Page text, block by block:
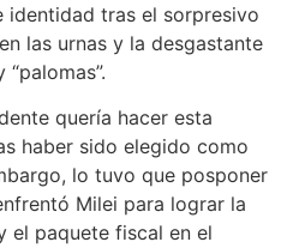
identidad tras el sorpresivo
las urnas y la desgastante
quería hacer esta
haber sido elegido como
lo tuvo que posponer
Milei para lograr la
el paquete fiscal en el